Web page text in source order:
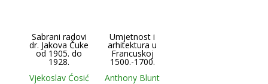
Sabrani radovi
dr. Jakova Čuke
od 1905. do
1928.
Vjekoslav Ćosić
Umjetnost i
arhitektura u
Francuskoj
1500.-1700.
Anthony Blunt